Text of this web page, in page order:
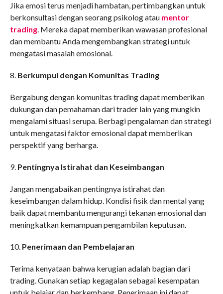
Jika emosi terus menjadi hambatan, pertimbangkan untuk
berkonsultasi dengan seorang psikolog atau mentor
trading. Mereka dapat memberikan wawasan profesional
dan membantu Anda mengembangkan strategi untuk
mengatasi masalah emosional.
8. Berkumpul dengan Komunitas Trading
Bergabung dengan komunitas trading dapat memberikan
dukungan dan pemahaman dari trader lain yang mungkin
mengalami situasi serupa. Berbagi pengalaman dan strategi
untuk mengatasi faktor emosional dapat memberikan
perspektif yang berharga.
9. Pentingnya Istirahat dan Keseimbangan
Jangan mengabaikan pentingnya istirahat dan
keseimbangan dalam hidup. Kondisi fisik dan mental yang
baik dapat membantu mengurangi tekanan emosional dan
meningkatkan kemampuan pengambilan keputusan.
10. Penerimaan dan Pembelajaran
Terima kenyataan bahwa kerugian adalah bagian dari
trading. Gunakan setiap kegagalan sebagai kesempatan